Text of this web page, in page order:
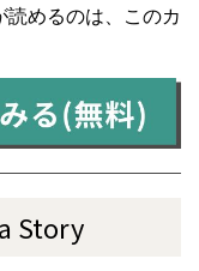
めるのは、このカ
Story